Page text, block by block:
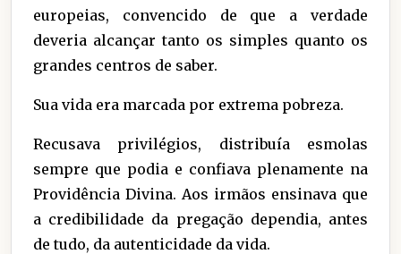
europeias, convencido de que a verdade
deveria alcançar tanto os simples quanto os
grandes centros de saber.
Sua vida era marcada por extrema pobreza.
Recusava privilégios, distribuía esmolas
sempre que podia e confiava plenamente na
Providência Divina. Aos irmãos ensinava que
a credibilidade da pregação dependia, antes
de tudo, da autenticidade da vida.